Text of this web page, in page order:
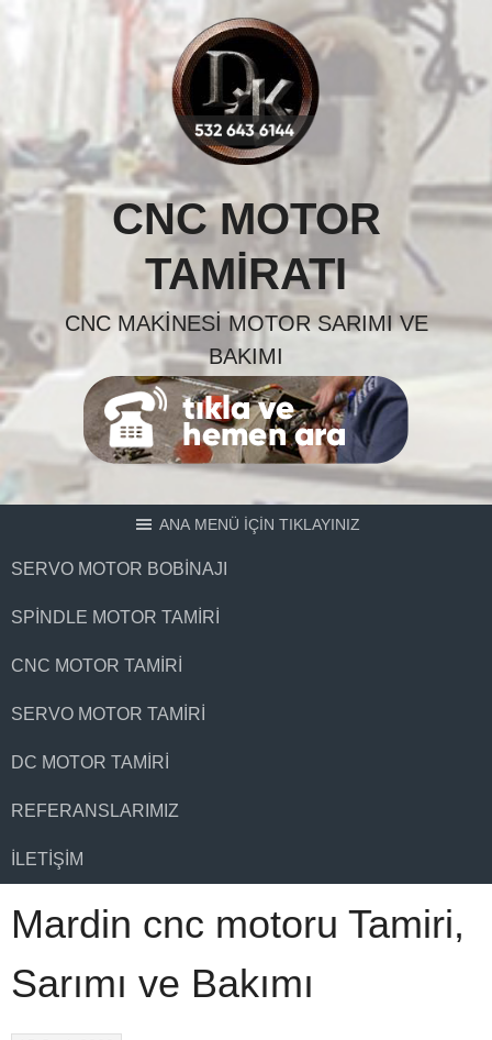
CNC MOTOR
TAMIRATI
CNC MAKINESI MOTOR SARIMI VE
BAKIMI
ANA MENÜ İÇİN TIKLAYINIZ
SERVO MOTOR BOBINAJI
SPINDLE MOTOR TAMIRI
CNC MOTOR TAMIRI
SERVO MOTOR TAMIRI
DC MOTOR TAMIRI
REFERANSLARIMIZ
İLETIŞIM
Mardin cnc motoru Tamiri,
Sarımı ve Bakımı